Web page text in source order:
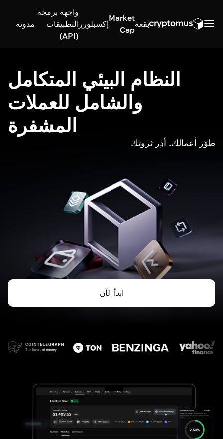
بقعة
Market
Cap
إكسبلورر
واجهة برمجة
التطبيقات
(API)
مدونة
النظام البيئي المتكامل
والشامل للعملات
المشفرة
طوّر أعمالك. أدِر ثروتك
ابدأ الآن